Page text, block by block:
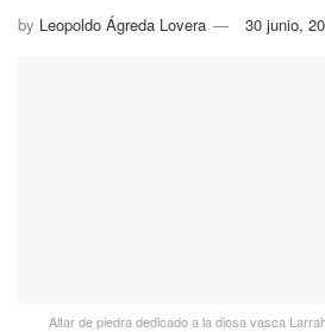
by Leopoldo Ágreda Lovera 30 junio,
Altar de piedra dedicado a la diosa vasca